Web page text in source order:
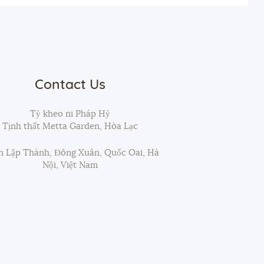
Contact Us
Tỳ kheo ni Pháp Hỷ
Tịnh thất Metta Garden, Hòa Lạc
Lập Thành, Đông Xuân, Quốc Oai, Hà
Nội, Việt Nam